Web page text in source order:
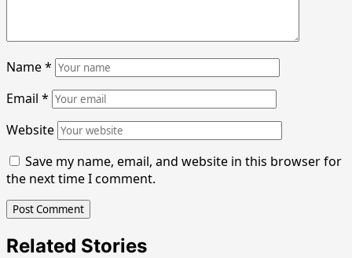
Name*
Email *
Website
Save my name, email, and website in this browser for
the next time I comment.
Related Stories